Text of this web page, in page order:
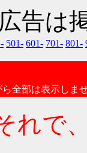
広告は
501- 601- 701- 801-
全部は表示しま
れで